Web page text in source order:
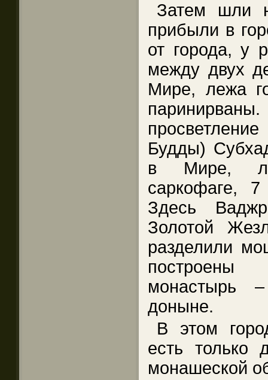
Затем шли
прибыли в
от города, у
между двух
Мире, лежа
Будды)
в Мире,
саркофаге,
Здесь
Золотой
разделили
монастырь
доныне.
В этом
есть только
монашеской